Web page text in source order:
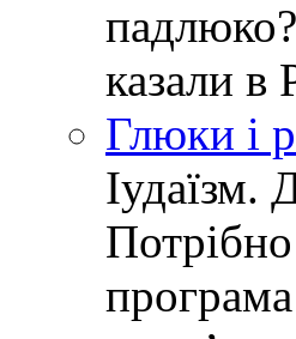
казали
Глюки і
Іудаїзм.